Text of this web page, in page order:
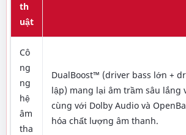
th
uật
Cô
ng
ng
hệ
âm
tha
DualBoost™ (driver bass lớn +
lập) mang lại âm trầm sâu lắng
cùng với Dolby Audio và
hóa chất lượng âm thanh.